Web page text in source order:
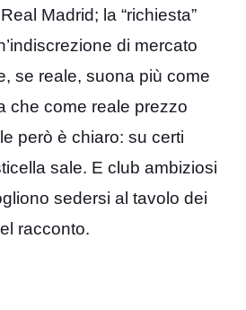
Madrid; la “richiesta”
di mercato
se reale, suona più come
che come reale prezzo
però è chiaro: su certi
sale. E club ambiziosi
sedersi al tavolo dei
racconto.